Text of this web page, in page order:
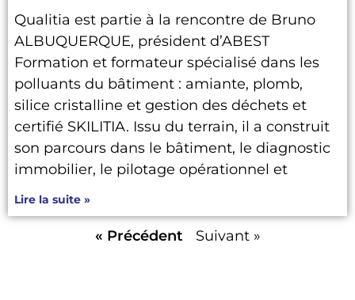
Qualitia est partie à la rencontre de Bruno
ALBUQUERQUE, président d’ABEST
Formation et formateur spécialisé dans les
polluants du bâtiment : amiante, plomb,
silice cristalline et gestion des déchets et
certifié SKILITIA. Issu du terrain, il a construit
son parcours dans le bâtiment, le diagnostic
immobilier, le pilotage opérationnel et
Lire la suite »
« Précédent Suivant »